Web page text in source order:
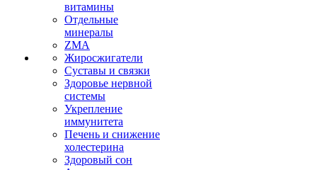
витамины
Отдельные
минералы
ZMA
Жиросжигатели
Суставы и связки
Здоровье нервной
системы
Укрепление
иммунитета
Печень и снижение
холестерина
Здоровый сон